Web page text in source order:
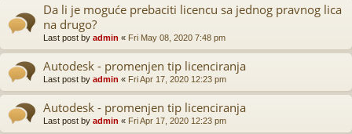
Da li je moguće prebaciti licencu sa jednog pravnog lica
na drugo?
Last post by admin « Fri May 08, 2020 7:48 pm
Autodesk - promenjen tip licenciranja
Last post by admin « Fri Apr 17, 2020 12:23 pm
Autodesk - promenjen tip licenciranja
Last post by admin « Fri Apr 17, 2020 12:23 pm